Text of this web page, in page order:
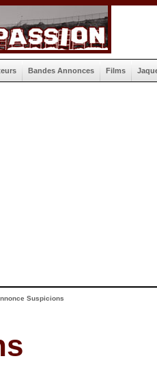
Bandes Annonces Films
Suspicions